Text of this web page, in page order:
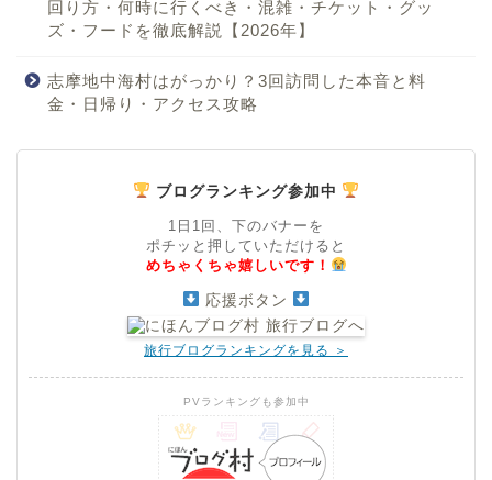
回り方・何時に行くべき・混雑・チケット・グッ
ズ・フードを徹底解説【2026年】
志摩地中海村はがっかり？3回訪問した本音と料
金・日帰り・アクセス攻略
ブログランキング参加中
1日1回、下のバナーを
ポチッと押していただけると
めちゃくちゃ嬉しいです！
応援ボタン
旅行ブログランキングを見る ＞
PVランキングも参加中